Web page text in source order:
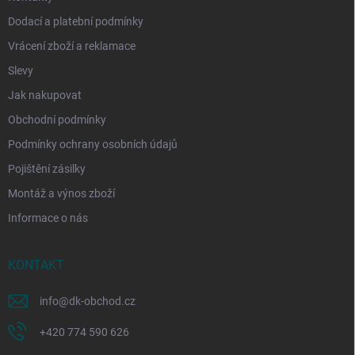
Dodací a platební podmínky
Vrácení zboží a reklamace
Slevy
Jak nakupovat
Obchodní podmínky
Podmínky ochrany osobních údajů
Pojištění zásilky
Montáž a výnos zboží
Informace o nás
KONTAKT
info@dk-obchod.cz
+420 774 590 626